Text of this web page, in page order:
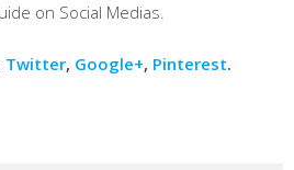
on Social Medias.
Twitter, Google+, Pinterest.